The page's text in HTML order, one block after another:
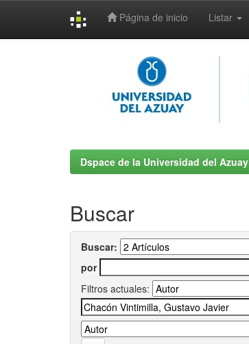
Página de inicio Listar
Dspace de la Universidad del Azuay
Buscar
Buscar:
por
Filtros actuales: